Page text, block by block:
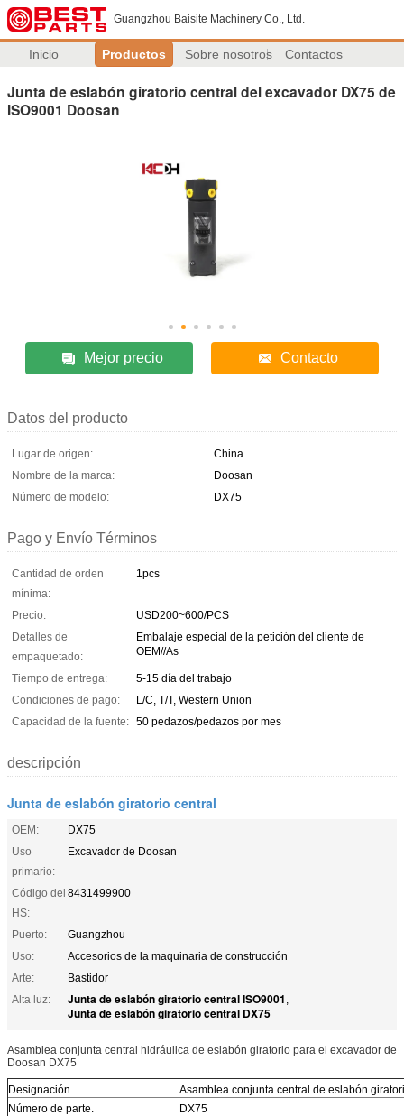
Guangzhou Baisite Machinery Co., Ltd.
Inicio Productos Sobre nosotros Contactos
Junta de eslabón giratorio central del excavador DX75 de
ISO9001 Doosan
Mejor precio Contacto
Datos del producto
Lugar de origen:
China
Nombre de la marca:
Doosan
Número de modelo:
DX75
Pago y Envío Términos
Cantidad de orden
mínima:
1pcs
Precio:
USD200~600/PCS
Detalles de
empaquetado:
Embalaje especial de la petición del cliente de
OEM//As
Tiempo de entrega:
5-15 día del trabajo
Condiciones de pago:
L/C, T/T, Western Union
Capacidad de la fuente: 50 pedazos/pedazos por mes
descripción
Junta de eslabón giratorio central
OEM:
DX75
Uso
primario:
Excavador de Doosan
Código del
HS:
8431499900
Puerto:
Guangzhou
Uso:
Accesorios de la maquinaria de construcción
Arte:
Bastidor
Alta luz:
Junta de eslabón giratorio central ISO9001 ,
Junta de eslabón giratorio central DX75
Asamblea conjunta central hidráulica de eslabón giratorio para el excavador de
Doosan DX75
Designación
Asamblea conjunta central de eslabón
Número de parte.
DX75